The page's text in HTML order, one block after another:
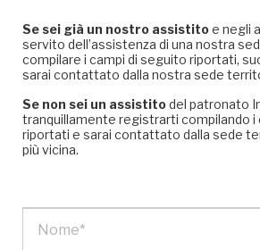
Se sei già un nostro assistitoe negli
servito dell’assistenza di una nostra
compilare i campi di seguito riportati,
sarai contattato dalla nostra sede
Se non sei un assistitodel patronato
tranquillamente registrarti compilando i
riportati e sarai contattato dalla sede
più vicina.